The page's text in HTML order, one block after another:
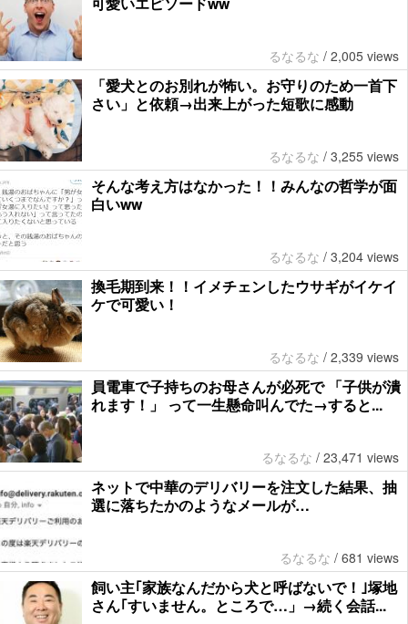
るなるな / 2,005 views
「愛犬とのお別れが怖い。お守りのため一首下
さい」と依頼→出来上がった短歌に感動
るなるな / 3,255 views
そんな考え方はなかった！！みんなの哲学が面
白いww
るなるな / 3,204 views
換毛期到来！！イメチェンしたウサギがイケイ
ケで可愛い！
るなるな / 2,339 views
員電車で子持ちのお母さんが必死で 「子供が潰
れます！」 って一生懸命叫んでた→すると...
るなるな / 23,471 views
ネットで中華のデリバリーを注文した結果、抽
選に落ちたかのようなメールが…
るなるな / 681 views
飼い主｢家族なんだから犬と呼ばないで！｣塚地
さん｢すいません。ところで…」→続く会話...